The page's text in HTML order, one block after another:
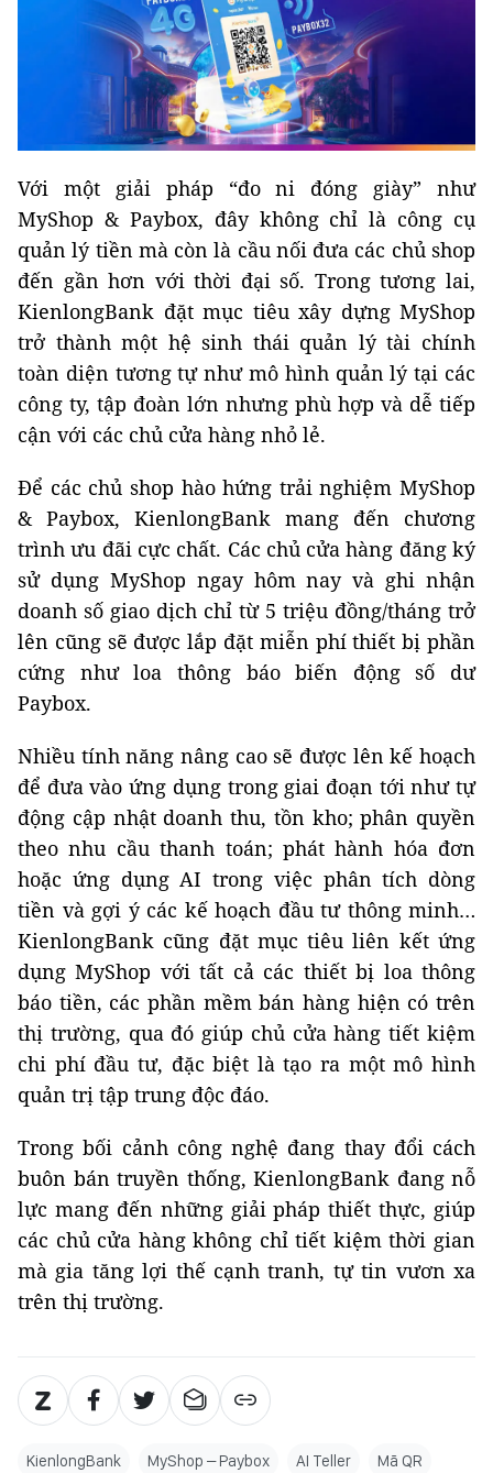
Với một giải pháp “đo ni đóng giày” như
MyShop & Paybox, đây không chỉ là công cụ
quản lý tiền mà còn là cầu nối đưa các chủ shop
đến gần hơn với thời đại số. Trong tương lai,
KienlongBank đặt mục tiêu xây dựng MyShop
trở thành một hệ sinh thái quản lý tài chính
toàn diện tương tự như mô hình quản lý tại các
công ty, tập đoàn lớn nhưng phù hợp và dễ tiếp
cận với các chủ cửa hàng nhỏ lẻ.
Để các chủ shop hào hứng trải nghiệm MyShop
& Paybox, KienlongBank mang đến chương
trình ưu đãi cực chất. Các chủ cửa hàng đăng ký
sử dụng MyShop ngay hôm nay và ghi nhận
doanh số giao dịch chỉ từ 5 triệu đồng/tháng trở
lên cũng sẽ được lắp đặt miễn phí thiết bị phần
cứng như loa thông báo biến động số dư
Paybox.
Nhiều tính năng nâng cao sẽ được lên kế hoạch
để đưa vào ứng dụng trong giai đoạn tới như tự
động cập nhật doanh thu, tồn kho; phân quyền
theo nhu cầu thanh toán; phát hành hóa đơn
hoặc ứng dụng AI trong việc phân tích dòng
tiền và gợi ý các kế hoạch đầu tư thông minh…
KienlongBank cũng đặt mục tiêu liên kết ứng
dụng MyShop với tất cả các thiết bị loa thông
báo tiền, các phần mềm bán hàng hiện có trên
thị trường, qua đó giúp chủ cửa hàng tiết kiệm
chi phí đầu tư, đặc biệt là tạo ra một mô hình
quản trị tập trung độc đáo.
Trong bối cảnh công nghệ đang thay đổi cách
buôn bán truyền thống, KienlongBank đang nỗ
lực mang đến những giải pháp thiết thực, giúp
các chủ cửa hàng không chỉ tiết kiệm thời gian
mà gia tăng lợi thế cạnh tranh, tự tin vươn xa
trên thị trường.
KienlongBank MyShop – Paybox AI Teller Mã QR